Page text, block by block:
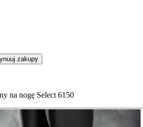
zakupy
na nogę Select 6150